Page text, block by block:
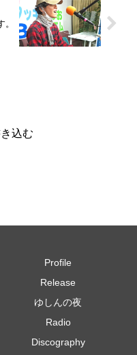
込む
Profile
Release
ゆしんの夜
Radio
Discography